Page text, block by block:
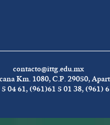
contacto@ittg.edu.mx
Km. 1080, C.P. 29050,
04 61, (961)61 5 01 38, (961)